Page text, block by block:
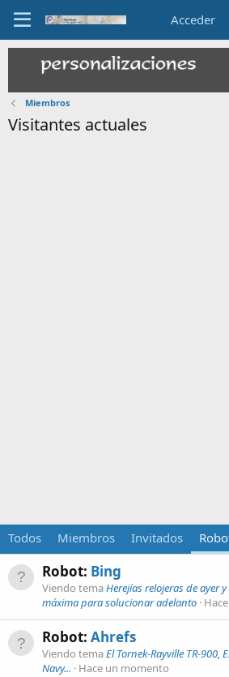
Acceder
Miembros
Visitantes actuales
Todos Miembros Invitados
Robot: Bing
Viendo temaHerejías relojeras de ayer
máxima para solucionar adelanto
Robot: Ahrefs
Viendo temaEl Tornek-Rayville TR-900,
Navy...
Hace un momento